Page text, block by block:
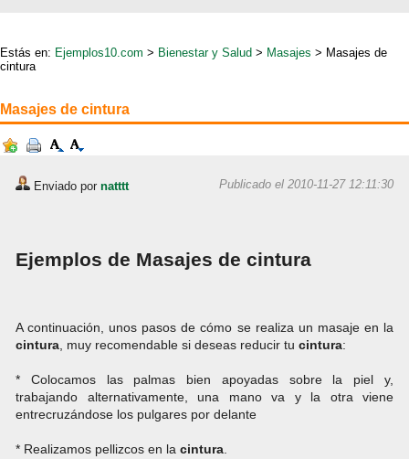
Estás en: Ejemplos10.com > Bienestar y Salud > Masajes > Masajes de
cintura
Masajes de cintura
Enviado por natttt Publicado el 2010-11-27 12:11:30
Ejemplos de Masajes de cintura
A continuación, unos pasos de cómo se realiza un masaje en la
cintura , muy recomendable si deseas reducir tu cintura:
* Colocamos las palmas bien apoyadas sobre la piel y,
trabajando alternativamente, una mano va y la otra viene
entrecruzándose los pulgares por delante
* Realizamos pellizcos en la cintura